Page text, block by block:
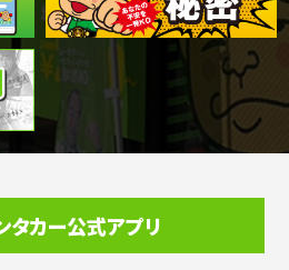
タカー公式アプリ